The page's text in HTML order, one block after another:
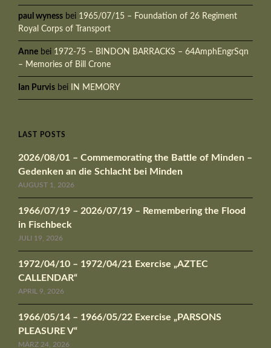
paul wyness bei 1965/07/15 – Foundation of 26 Regiment
Royal Corps of Transport
Anne bei 1972-75 – BINDON BARRACKS – 64AmphEngrSqn
– Memories of Bill Crone
Ian Purvis bei IN MEMORY
LAST POSTS
2026/08/01 – Commemorating the Battle of Minden –
Gedenken an die Schlacht bei Minden
AUGUST 1, 2026
1966/07/19 – 2026/07/19 – Remembering the Flood
in Fischbeck
JULI 19, 2026
1972/04/10 – 1972/04/21 Exercise „AZTEC
CALLENDAR“
APRIL 9, 2026
1966/05/14 – 1966/05/22 Exercise „PARSONS
PLEASURE V“
MÄRZ 24, 2026